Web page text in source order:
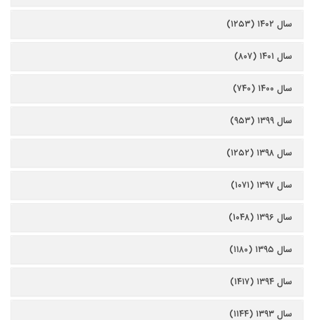
سال ۱۴۰۲ (۱۲۵۳)
سال ۱۴۰۱ (۸۰۷)
سال ۱۴۰۰ (۷۴۰)
سال ۱۳۹۹ (۹۵۳)
سال ۱۳۹۸ (۱۲۵۲)
سال ۱۳۹۷ (۱۰۷۱)
سال ۱۳۹۶ (۱۰۴۸)
سال ۱۳۹۵ (۱۱۸۰)
سال ۱۳۹۴ (۱۴۱۷)
سال ۱۳۹۳ (۱۱۴۴)